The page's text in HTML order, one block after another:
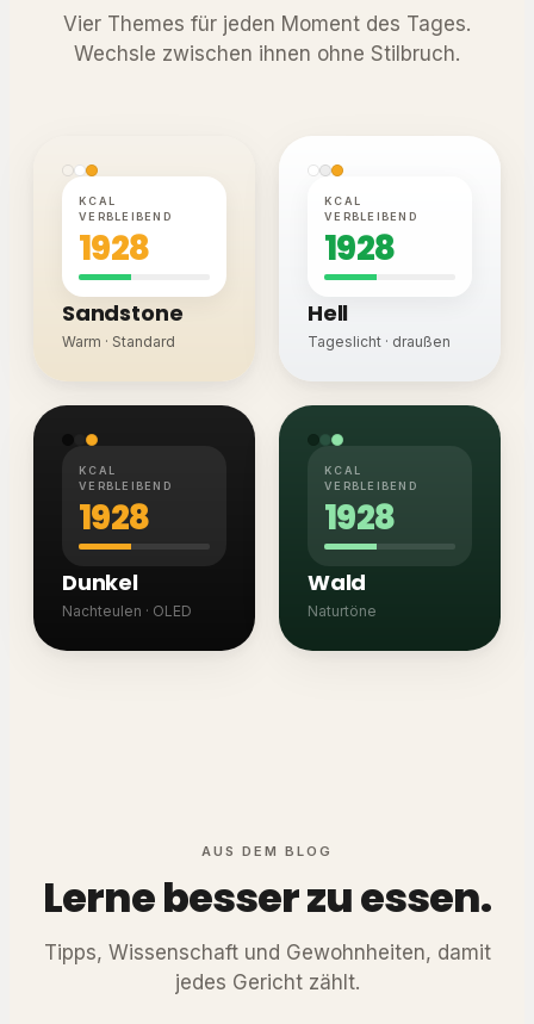
Vier Themes für jeden Moment des Tages.
Wechsle zwischen ihnen ohne Stilbruch.
KCAL
VERBLEIBEND
1928
Sandstone
Warm · Standard
KCAL
VERBLEIBEND
1928
Hell
Tageslicht · draußen
KCAL
VERBLEIBEND
1928
Dunkel
Nachteulen · OLED
KCAL
VERBLEIBEND
1928
Wald
Naturtöne
AUS DEM BLOG
Lerne besser zu essen.
Tipps, Wissenschaft und Gewohnheiten, damit
jedes Gericht zählt.